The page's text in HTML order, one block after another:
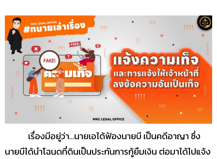
เรื่องมีอยู่ว่า…นายเอได้ฟ้องนายบี เป็นคดีอาญา ซึ่ง
นายบีได้นำโฉนดที่ดินเป็นประกันการกู้ยืมเงิน ต่อมาได้ไปแจ้ง